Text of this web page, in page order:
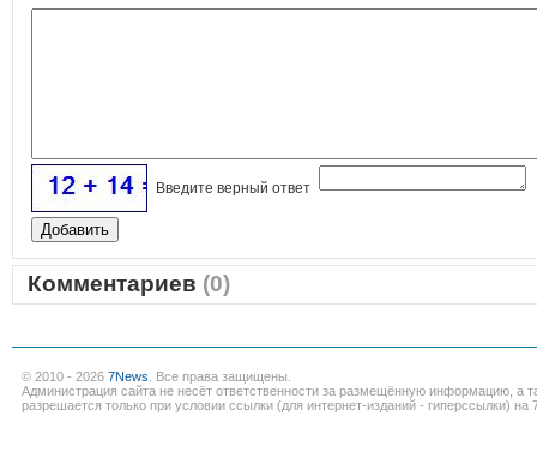
Введите верный ответ
Комментариев (0)
© 2010 - 2026 7News . Все права защищены.
Администрация сайта не несёт ответственности за размещённую информацию, а
разрешается только при условии ссылки (для интернет-изданий - гиперссылки) на